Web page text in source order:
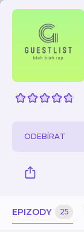
ODEBÍRAT
EPIZODY 25